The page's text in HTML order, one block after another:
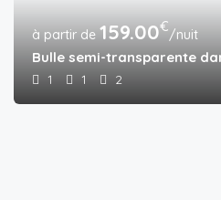
159.00€/nuit
Bulle semi-transparente
1 1 2